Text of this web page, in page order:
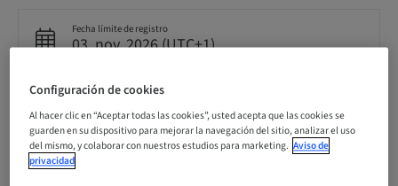
Fecha límite de registro
03. nov. 2026 (UTC+1)
CHF 900.00
Configuración de cookies
Al hacer clic en “Aceptar todas las cookies”, usted acepta que las cookies se
guarden en su dispositivo para mejorar la navegación del sitio, analizar el uso
del mismo, y colaborar con nuestros estudios para marketing. Aviso de
privacidad